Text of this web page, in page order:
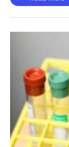
S100B-
Spiegel
Cytokin-
S100B-
Spiegel
genetisch
bedingt?